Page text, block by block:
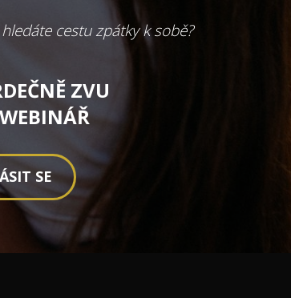
cestu zpátky k sobě?
ZVU
SE